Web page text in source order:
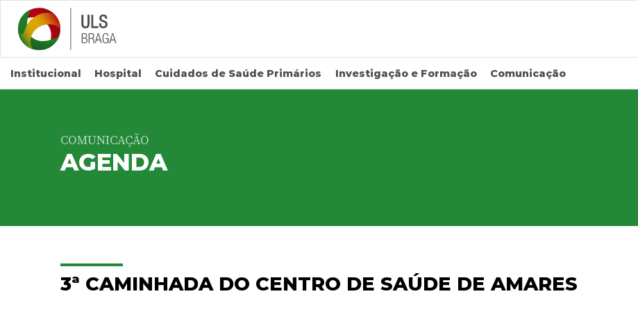
Saltar para conteúdo principal
Institucional Hospital Cuidados de Saúde Primários Investigação e Formação Comunicação
COMUNICAÇÃO
AGENDA
3ª CAMINHADA DO CENTRO DE SAÚDE DE AMARES